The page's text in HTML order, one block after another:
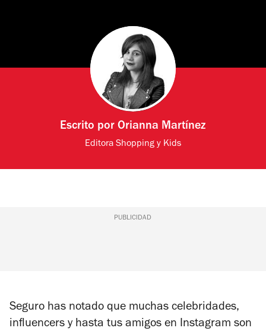
Escrito porOrianna Martínez
Editora Shopping y Kids
PUBLICIDAD
Seguro has notado que muchas celebridades,
influencers y hasta tus amigos en Instagram son